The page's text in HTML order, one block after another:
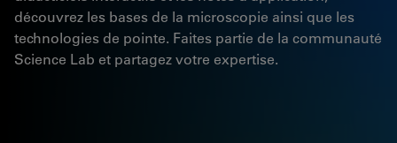
découvrez les bases de la microscopie ainsi que les
technologies de pointe. Faites partie de la communauté
Science Lab et partagez votre expertise.